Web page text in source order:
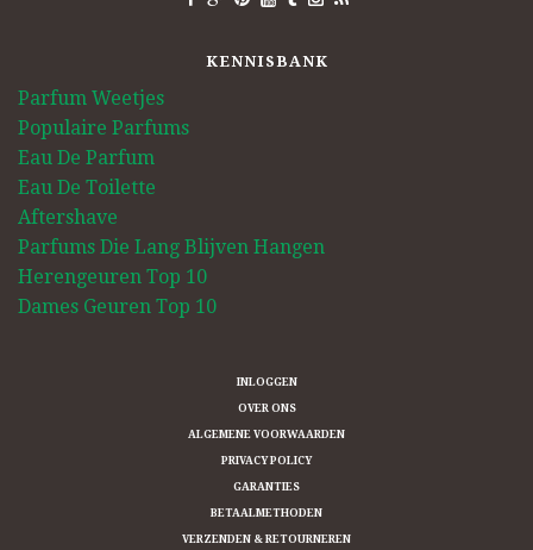
KENNISBANK
Parfum Weetjes
Populaire Parfums
Eau De Parfum
Eau De Toilette
Aftershave
Parfums Die Lang Blijven Hangen
Herengeuren Top 10
Dames Geuren Top 10
INLOGGEN
OVER ONS
ALGEMENE VOORWAARDEN
PRIVACY POLICY
GARANTIES
BETAALMETHODEN
VERZENDEN & RETOURNEREN